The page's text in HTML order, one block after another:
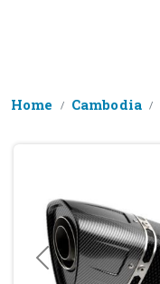
Home Cambodia
Previous